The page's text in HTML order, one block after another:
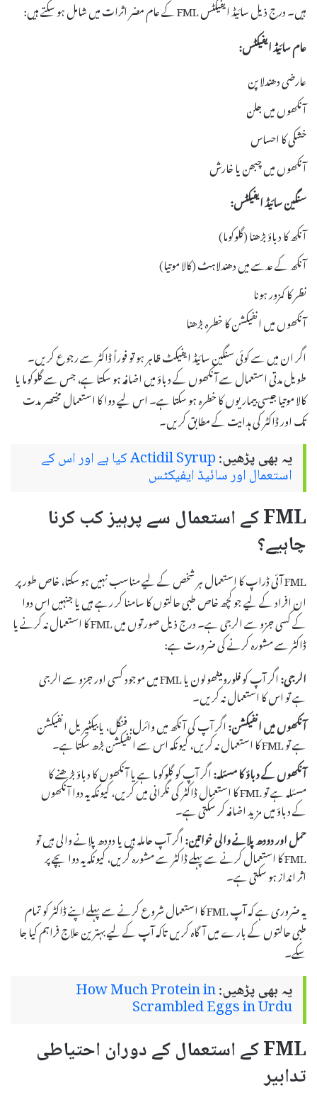
ہیں۔ درج ذیل سائیڈ ایفیکٹس FML کے عام مضر اثرات میں شامل ہو سکتے ہیں:
عام سائیڈ ایفیکٹس:
عارضی دھندلا پن
آنکھوں میں جلن
خشکی کا احساس
آنکھوں میں چبھن یا خارش
سنگین سائیڈ ایفیکٹس:
آنکھ کا دباؤ بڑھنا (گلوکوما)
آنکھ کے عدسے میں دھندلاہٹ (کالا موتیا)
نظر کا کمزور ہونا
آنکھوں میں انفیکشن کا خطرہ بڑھنا
اگر ان میں سے کوئی سنگین سائیڈ ایفیکٹ ظاہر ہو تو فوراً ڈاکٹر سے رجوع کریں۔
طویل مدتی استعمال سے آنکھوں کے دباؤ میں اضافہ ہو سکتا ہے، جس سے گلوکوما یا
کالا موتیا جیسی بیماریوں کا خطرہ ہو سکتا ہے۔ اس لیے دوا کا استعمال مختصر مدت
تک اور ڈاکٹر کی ہدایت کے مطابق کریں۔
یہ بھی پڑھیں: Actidil Syrup کیا ہے اور اس کے
استعمال اور سائیڈ ایفیکٹس
FML کے استعمال سے پرہیز کب کرنا
چاہیے؟
FML آئی ڈراپ کا استعمال ہر شخص کے لیے مناسب نہیں ہو سکتا، خاص طور پر
ان افراد کے لیے جو کچھ خاص طبی حالتوں کا سامنا کر رہے ہیں یا جنہیں اس دوا
کے کسی جزو سے الرجی ہے۔ درج ذیل صورتوں میں FML کا استعمال نہ کرنے یا
ڈاکٹر سے مشورہ کرنے کی ضرورت ہے:
الرجی:
اگر آپ کو فلورومیٹھولون یا FML میں موجود کسی اور جزو سے الرجی
ہے تو اس کا استعمال نہ کریں۔
آنکھوں میں انفیکشن:اگر آپ کی آنکھ میں وائرل، فنگل، یا بیکٹیریل انفیکشن
ہے تو FML کا استعمال نہ کریں، کیونکہ اس سے انفیکشن بڑھ سکتا ہے۔
آنکھوں کے دباؤ کا مسئلہ:اگر آپ کو گلوکوما ہے یا آنکھوں کا دباؤ بڑھنے کا
مسئلہ ہے تو FML کا استعمال ڈاکٹر کی نگرانی میں کریں، کیونکہ یہ دوا آنکھوں
کے دباؤ میں مزید اضافہ کر سکتی ہے۔
حمل اور دودھ پلانے والی خواتین:اگر آپ حاملہ ہیں یا دودھ پلانے والی ہیں تو
FML کا استعمال کرنے سے پہلے ڈاکٹر سے مشورہ کریں، کیونکہ یہ دوا بچے پر
اثر انداز ہو سکتی ہے۔
یہ ضروری ہے کہ آپ FML کا استعمال شروع کرنے سے پہلے اپنے ڈاکٹر کو تمام
طبی حالتوں کے بارے میں آگاہ کریں تاکہ آپ کے لیے بہترین علاج فراہم کیا جا
سکے۔
یہ بھی پڑھیں:How Much Protein in
Scrambled Eggs in Urdu
FML کے استعمال کے دوران احتیاطی
تدابیر